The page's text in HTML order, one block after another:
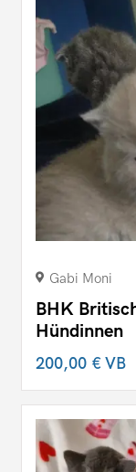
Gabi Moni
BHK
Hündinnen
200,00 €VB